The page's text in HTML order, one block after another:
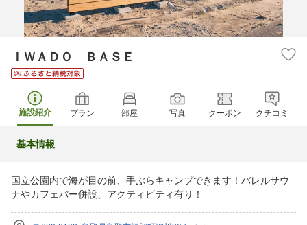
ＩＷＡＤＯ ＢＡＳＥ
施設紹介 プラン 部屋 写真 クーポン クチコミ
基本情報
国立公園内で海が目の前、手ぶらキャンプできます！バレルサウ
ナやカフェバー併設、アクティビティ有り！